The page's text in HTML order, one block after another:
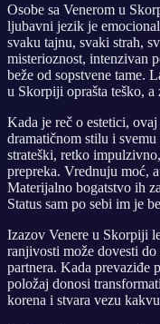
Osobe sa Venerom u
ljubavni jezik je
svaku tajnu, svaki strah,
misterioznost, intenzivan
beže od sopstvene tame.
u Skorpiji oprašta teško, a
Kada je reč o estetici,
dramatičnom stilu i
strateški, retko
prepreka. Vrednuju moć,
Materijalno bogatstvo ih
Status sam po sebi im je
Izazov Venere u Skorpiji
ranjivosti može dovesti
partnera. Kada prevaziđe
položaj donosi
korena i stvara vezu